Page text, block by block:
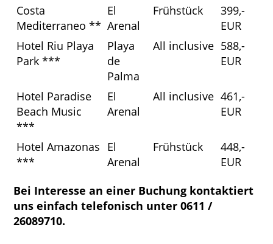
Costa
Mediterraneo **
El
Arenal
Frühstück
399,-
EUR
Hotel Riu Playa
Park ***
Playa
de
Palma
All inclusive 588,-
EUR
Hotel Paradise
Beach Music
***
El
Arenal
All inclusive 461,-
EUR
Hotel Amazonas
***
El
Arenal
Frühstück
448,-
EUR
Bei Interesse an einer Buchung kontaktiert
uns einfach telefonisch unter 0611 /
26089710.